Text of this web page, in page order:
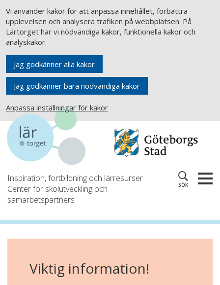
Vi använder kakor för att anpassa innehållet, förbättra
upplevelsen och analysera trafiken på webbplatsen. På
Lärtorget har vi nödvändiga kakor, funktionella kakor och
analyskakor.
Jag godkänner alla kakor
Jag godkänner bara nödvändiga kakor
Anpassa inställningar för kakor
Inspiration, fortbildning och lärresurser
Center för skolutveckling och
samarbetspartners
SÖK
Viktig information!